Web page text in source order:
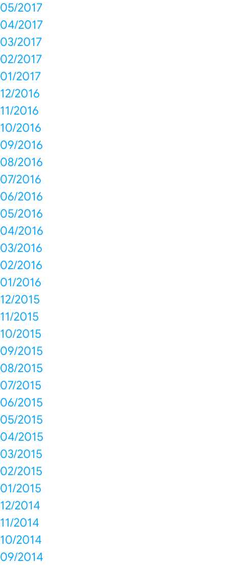
05/2017
04/2017
03/2017
02/2017
01/2017
12/2016
11/2016
10/2016
09/2016
08/2016
07/2016
06/2016
05/2016
04/2016
03/2016
02/2016
01/2016
12/2015
11/2015
10/2015
09/2015
08/2015
07/2015
06/2015
05/2015
04/2015
03/2015
02/2015
01/2015
12/2014
11/2014
10/2014
09/2014